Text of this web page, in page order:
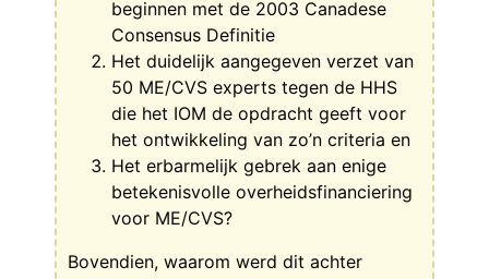
beginnen met de 2003 Canadese
Consensus Definitie
Het duidelijk aangegeven verzet van
50 ME/CVS experts tegen de HHS
die het IOM de opdracht geeft voor
het ontwikkeling van zo’n criteria en
Het erbarmelijk gebrek aan enige
betekenisvolle overheidsfinanciering
voor ME/CVS?
Bovendien, waarom werd dit achter